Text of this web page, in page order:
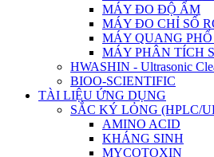
MÁY ĐO ĐỘ ẨM
MÁY ĐO CHỈ SỐ
MÁY QUANG PHỔ
MÁY PHÂN TÍCH
HWASHIN - Ultrasonic
BIOO-SCIENTIFIC
TÀI LIỆU ỨNG DỤNG
SẮC KÝ LỎNG (HPLC/
AMINO ACID
KHÁNG SINH
MYCOTOXIN